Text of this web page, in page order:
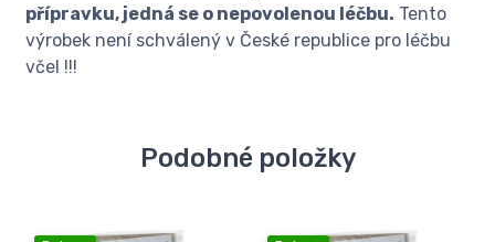
přípravku, jedná se o nepovolenou léčbu. Tento
výrobek není schválený v České republice pro léčbu
včel !!!
Podobné položky